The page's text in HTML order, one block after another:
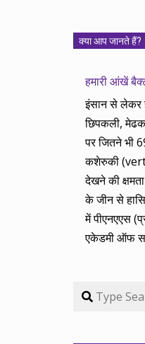
क्या आप जानते हैं?
हमारी आंखें
इंसान से लेकर
छिपकली,
पर जितने भी
कशेरुकी
देखने की
के जीन से
में पीएनएएस
एकेडमी ऑफ
Search